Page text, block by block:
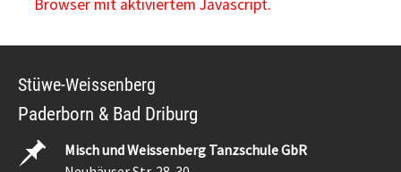
Browser mit aktiviertem Javascript.
Stüwe-Weissenberg
Paderborn & Bad Driburg
Misch und Weissenberg Tanzschule GbR